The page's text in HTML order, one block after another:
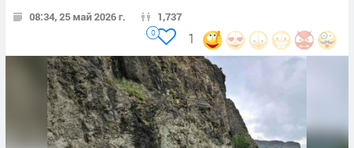
08:34, 25 май 2026 г. 1,737
1
0